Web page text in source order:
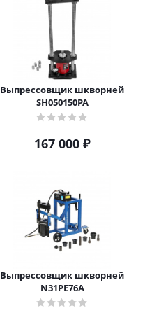
Выпрессовщик шкворней
SH050150PA
167 000 ₽
Выпрессовщик шкворней
N31PE76A